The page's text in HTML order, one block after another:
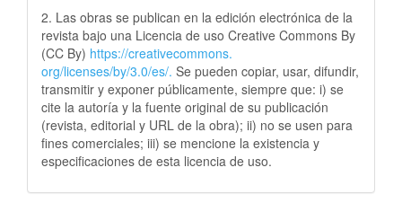
2. Las obras se publican en la edición electrónica de la
revista bajo una Licencia de uso Creative Commons By
(CC By) https://creativecommons.
org/licenses/by/3.0/es/. Se pueden copiar, usar, difundir,
transmitir y exponer públicamente, siempre que: i) se
cite la autoría y la fuente original de su publicación
(revista, editorial y URL de la obra); ii) no se usen para
fines comerciales; iii) se mencione la existencia y
especificaciones de esta licencia de uso.